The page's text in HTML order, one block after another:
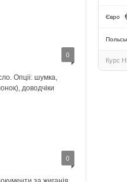
0
Опціі: шумка,
доводчіки
0
Євро
Курс